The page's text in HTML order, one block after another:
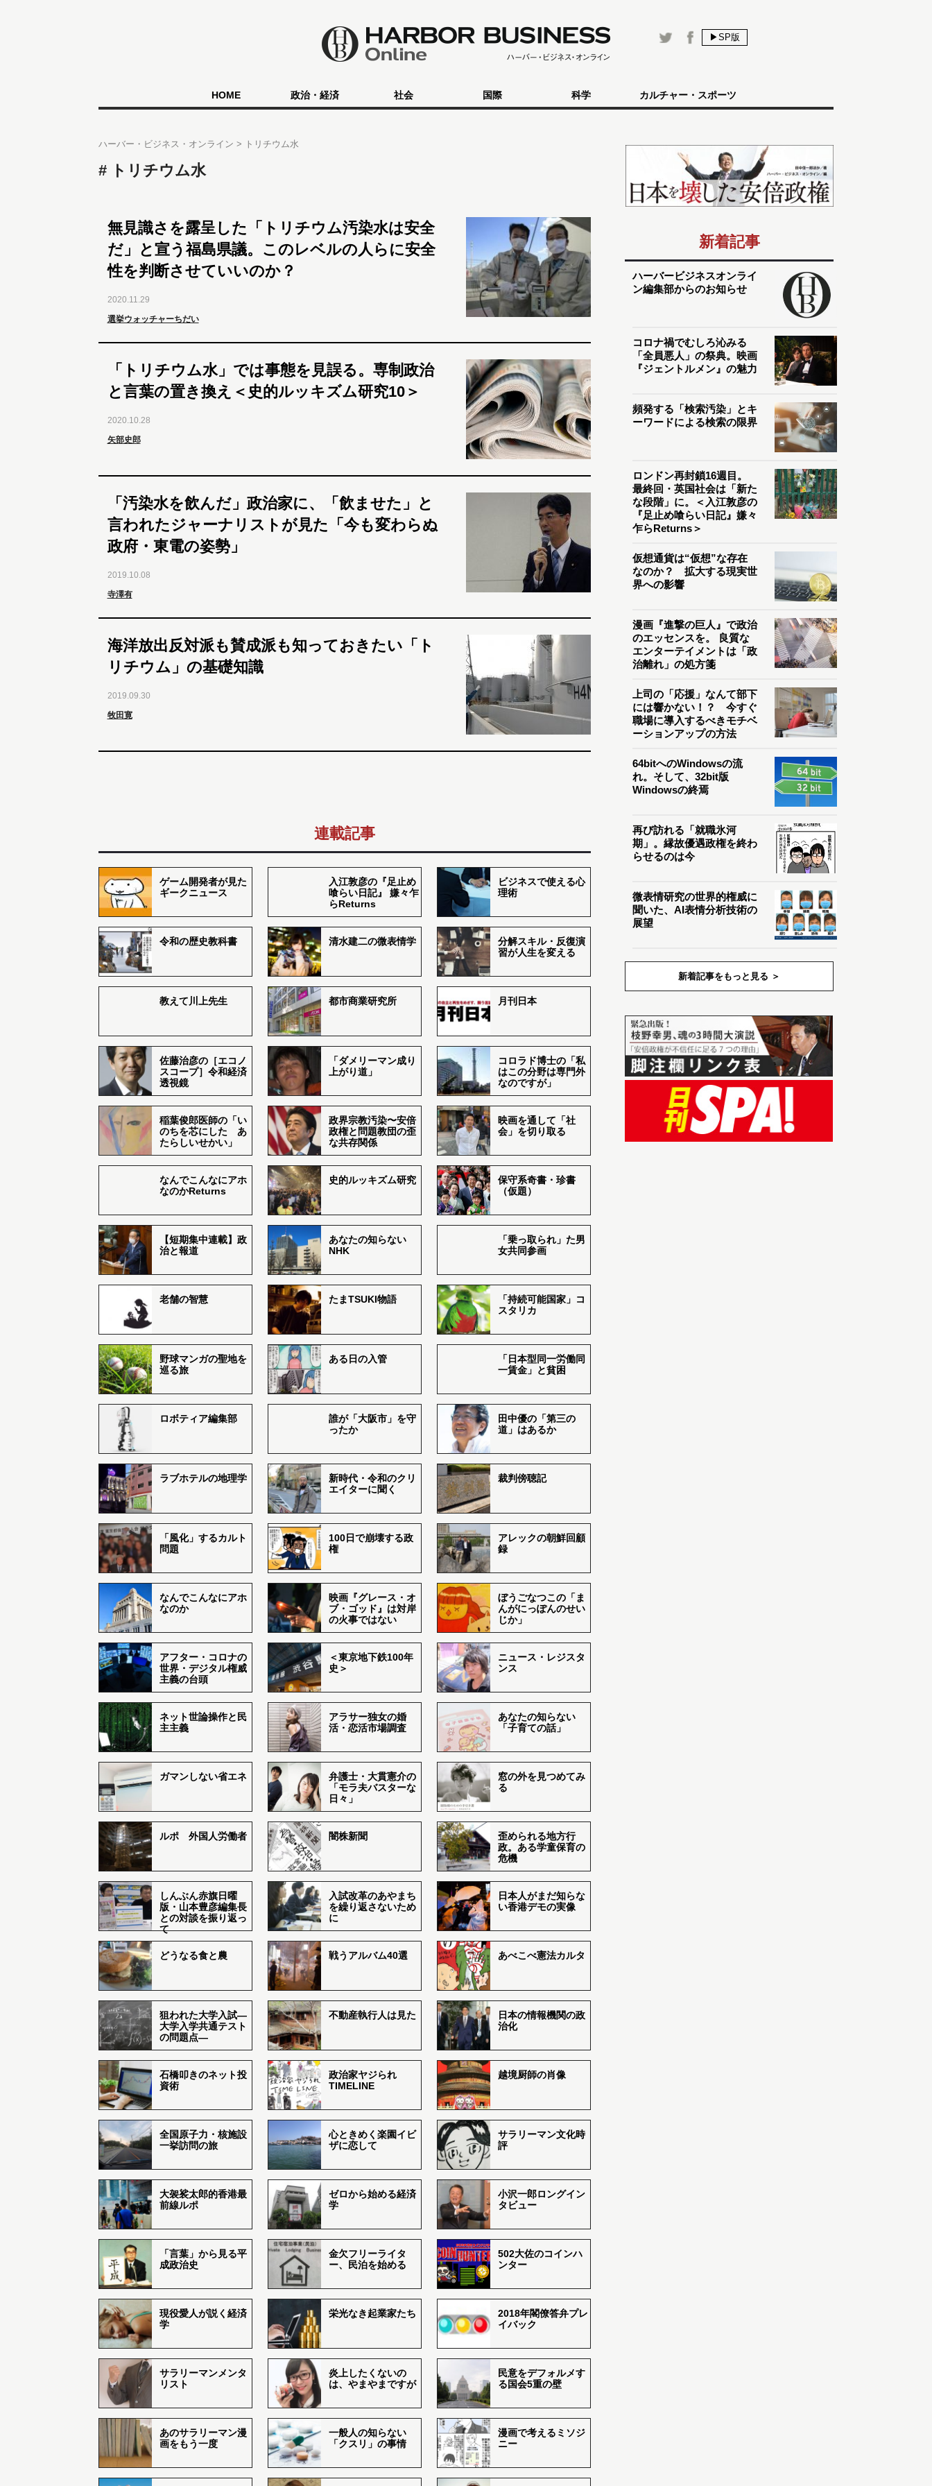
▶SP版
HOME 政治・経済 社会 国際 科学 カルチャー・スポーツ
ハーバー・ビジネス・オンライン トリチウム水
トリチウム水
無見識さを露呈した「トリチウム汚染水は安全
だ」と宣う福島県議。このレベルの人らに安全
性を判断させていいのか？
2020.11.29
選挙ウォッチャーちだい
「トリチウム水」では事態を見誤る。専制政治
と言葉の置き換え＜史的ルッキズム研究10＞
2020.10.28
矢部史郎
「汚染水を飲んだ」政治家に、「飲ませた」と
言われたジャーナリストが見た「今も変わらぬ
政府・東電の姿勢」
2019.10.08
寺澤有
海洋放出反対派も賛成派も知っておきたい「ト
リチウム」の基礎知識
2019.09.30
牧田寛
連載記事
ゲーム開発者が見た
ギークニュース
入江敦彦の『足止め
喰らい日記』 嫌々乍
らReturns
ビジネスで使える心
理術
令和の歴史教科書 清水建二の微表情学
分解スキル・反復演
習が人生を変える
教えて川上先生 都市商業研究所 月刊日本
佐藤治彦の［エコノ
スコープ］令和経済
透視鏡
「ダメリーマン成り
上がり道」
コロラド博士の「私
はこの分野は専門外
なのですが」
稲葉俊郎医師の「い
のちを芯にした あ
たらしいせかい」
政界宗教汚染〜安倍
政権と問題教団の歪
な共存関係
映画を通して「社
会」を切り取る
なんでこんなにアホ
なのかReturns
史的ルッキズム研究
保守系奇書・珍書
（仮題）
【短期集中連載】政
治と報道
あなたの知らない
NHK
「乗っ取られ」た男
女共同参画
老舗の智慧 たまTSUKI物語
「持続可能国家」コ
スタリカ
野球マンガの聖地を
巡る旅
ある日の入管
「日本型同一労働同
一賃金」と貧困
ロボティア編集部
誰が「大阪市」を守
ったか
田中優の「第三の
道」はあるか
ラブホテルの地理学
新時代・令和のクリ
エイターに聞く
裁判傍聴記
「風化」するカルト
問題
100日で崩壊する政
権
アレックの朝鮮回顧
録
なんでこんなにアホ
なのか
映画『グレース・オ
ブ・ゴッド』は対岸
の火事ではない
ぼうごなつこの「ま
んがにっぽんのせい
じか」
アフター・コロナの
世界・デジタル権威
主義の台頭
＜東京地下鉄100年
史＞
ニュース・レジスタ
ンス
ネット世論操作と民
主主義
アラサー独女の婚
活・恋活市場調査
あなたの知らない
「子育ての話」
ガマンしない省エネ
弁護士・大貫憲介の
「モラ夫バスターな
日々」
窓の外を見つめてみ
る
ルポ 外国人労働者 闇株新聞
歪められる地方行
政。ある学童保育の
危機
しんぶん赤旗日曜
版・山本豊彦編集長
との対談を振り返っ
て
入試改革のあやまち
を繰り返さないため
に
日本人がまだ知らな
い香港デモの実像
どうなる食と農 戦うアルバム40選 あべこべ憲法カルタ
狙われた大学入試―
大学入学共通テスト
の問題点―
不動産執行人は見た
日本の情報機関の政
治化
石橋叩きのネット投
資術
政治家ヤジられ
TIMELINE
越境厨師の肖像
全国原子力・核施設
一挙訪問の旅
心ときめく楽園イビ
ザに恋して
サラリーマン文化時
評
大袈裟太郎的香港最
前線ルポ
ゼロから始める経済
学
小沢一郎ロングイン
タビュー
「言葉」から見る平
成政治史
金欠フリーライタ
ー、民泊を始める
502大佐のコインハ
ンター
現役愛人が説く経済
学
栄光なき起業家たち
2018年閣僚答弁プレ
イバック
サラリーマンメンタ
リスト
炎上したくないの
は、やまやまですが
民意をデフォルメす
る国会5重の壁
あのサラリーマン漫
画をもう一度
一般人の知らない
「クスリ」の事情
漫画で考えるミソジ
ニー
新着記事
ハーバービジネスオンライ
ン編集部からのお知らせ
コロナ禍でむしろ沁みる
「全員悪人」の祭典。映画
『ジェントルメン』の魅力
頻発する「検索汚染」とキ
ーワードによる検索の限界
ロンドン再封鎖16週目。
最終回・英国社会は「新た
な段階」に。＜入江敦彦の
『足止め喰らい日記』嫌々
乍らReturns＞
仮想通貨は“仮想”な存在
なのか？ 拡大する現実世
界への影響
漫画『進撃の巨人』で政治
のエッセンスを。 良質な
エンターテイメントは「政
治離れ」の処方箋
上司の「応援」なんて部下
には響かない！？ 今すぐ
職場に導入するべきモチベ
ーションアップの方法
64bitへのWindowsの流
れ。そして、32bit版
Windowsの終焉
再び訪れる「就職氷河
期」。縁故優遇政権を終わ
らせるのは今
微表情研究の世界的権威に
聞いた、AI表情分析技術の
展望
新着記事をもっと見る